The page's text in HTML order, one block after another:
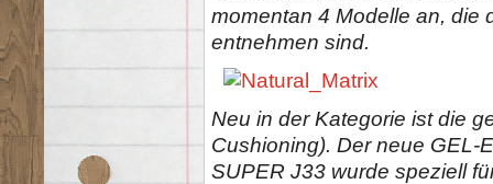
momentan 4 Modelle an, die
entnehmen sind.
Neu in der Kategorie ist die
Cushioning). Der neue GEL-
SUPER J33 wurde speziell